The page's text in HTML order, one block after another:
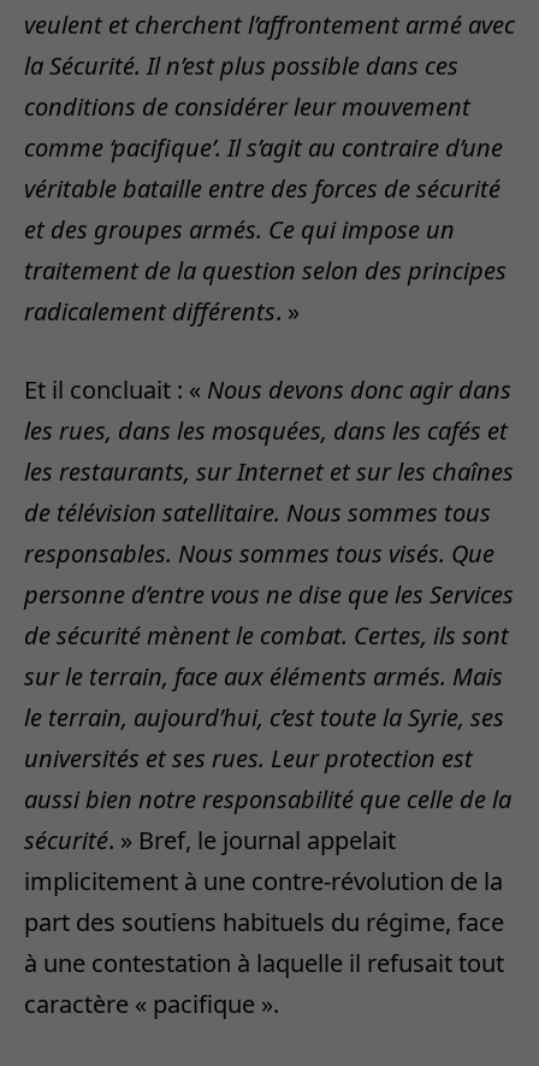
veulent et cherchent l’affrontement armé avec
la Sécurité. Il n’est plus possible dans ces
conditions de considérer leur mouvement
comme ‘pacifique’. Il s’agit au contraire d’une
véritable bataille entre des forces de sécurité
et des groupes armés. Ce qui impose un
traitement de la question selon des principes
radicalement différents. »
Et il concluait : « Nous devons donc agir dans
les rues, dans les mosquées, dans les cafés et
les restaurants, sur Internet et sur les chaînes
de télévision satellitaire. Nous sommes tous
responsables. Nous sommes tous visés. Que
personne d’entre vous ne dise que les Services
de sécurité mènent le combat. Certes, ils sont
sur le terrain, face aux éléments armés. Mais
le terrain, aujourd’hui, c’est toute la Syrie, ses
universités et ses rues. Leur protection est
aussi bien notre responsabilité que celle de la
sécurité. » Bref, le journal appelait
implicitement à une contre-révolution de la
part des soutiens habituels du régime, face
à une contestation à laquelle il refusait tout
caractère « pacifique ».